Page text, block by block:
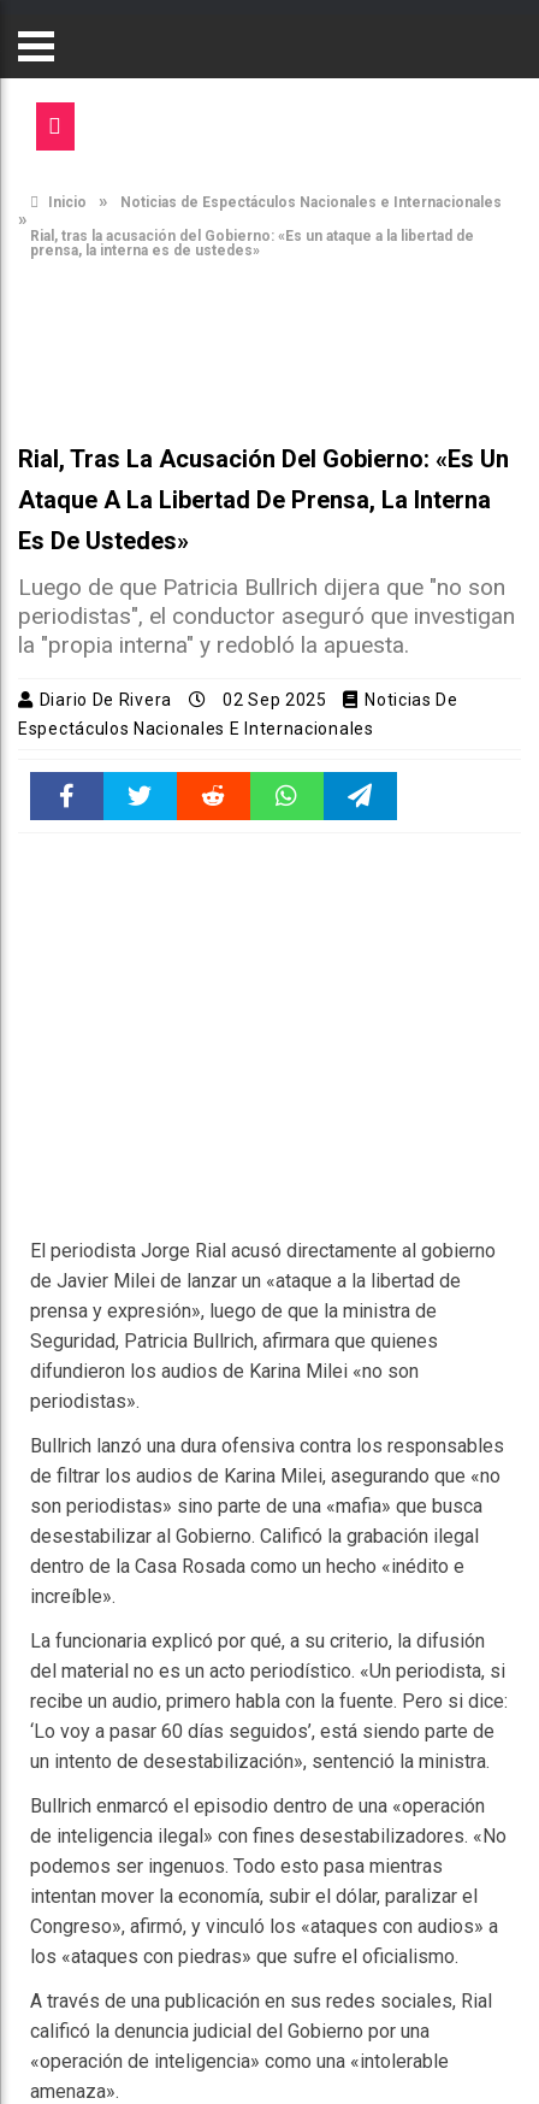
Inicio » Noticias de Espectáculos Nacionales e Internacionales
»
Rial, tras la acusación del Gobierno: «Es un ataque a la libertad de
prensa, la interna es de ustedes»
Rial, Tras La Acusación Del Gobierno: «Es Un
Ataque A La Libertad De Prensa, La Interna
Es De Ustedes»
Luego de que Patricia Bullrich dijera que "no son
periodistas", el conductor aseguró que investigan
la "propia interna" y redobló la apuesta.
Diario De Rivera 02 Sep 2025
Noticias De
Espectáculos Nacionales E Internacionales
El periodista Jorge Rial acusó directamente al gobierno
de Javier Milei de lanzar un «ataque a la libertad de
prensa y expresión», luego de que la ministra de
Seguridad, Patricia Bullrich, afirmara que quienes
difundieron los audios de Karina Milei «no son
periodistas».
Bullrich lanzó una dura ofensiva contra los responsables
de filtrar los audios de Karina Milei, asegurando que «no
son periodistas» sino parte de una «mafia» que busca
desestabilizar al Gobierno. Calificó la grabación ilegal
dentro de la Casa Rosada como un hecho «inédito e
increíble».
La funcionaria explicó por qué, a su criterio, la difusión
del material no es un acto periodístico. «Un periodista, si
recibe un audio, primero habla con la fuente. Pero si dice:
‘Lo voy a pasar 60 días seguidos’, está siendo parte de
un intento de desestabilización», sentenció la ministra.
Bullrich enmarcó el episodio dentro de una «operación
de inteligencia ilegal» con fines desestabilizadores. «No
podemos ser ingenuos. Todo esto pasa mientras
intentan mover la economía, subir el dólar, paralizar el
Congreso», afirmó, y vinculó los «ataques con audios» a
los «ataques con piedras» que sufre el oficialismo.
A través de una publicación en sus redes sociales, Rial
calificó la denuncia judicial del Gobierno por una
«operación de inteligencia» como una «intolerable
amenaza».